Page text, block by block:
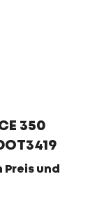
350
Preis und